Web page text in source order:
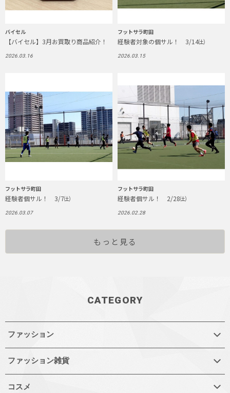
バイセル
【バイセル】3月お買取り商品紹介！
2026.03.16
フットサラ町田
経験者対象の個サル！ 3/14㈯
2026.03.15
フットサラ町田
経験者個サル！ 3/7㈯
2026.03.07
フットサラ町田
経験者個サル！ 2/28㈯
2026.02.28
もっと見る
CATEGORY
ファッション
ファッション雑貨
コスメ